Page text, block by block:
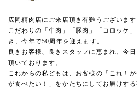
広岡精肉店にご来店頂き有難うございます
こだわりの「牛肉」「豚肉」「コロッケ
き、今年で50周年を迎えます。
良きお客様、良きスタッフに恵まれ、今
頂いております。
これからの私どもは、お客様の「これ！
が食べたい！」をかたちにしてお届けす